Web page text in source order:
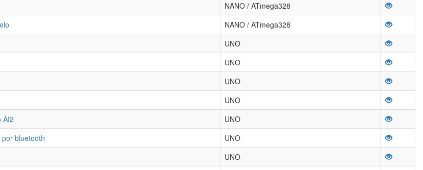
NANO / ATmega328
NANO / ATmega328
UNO
UNO
UNO
UNO
AI2
UNO
bluetooth
UNO
UNO